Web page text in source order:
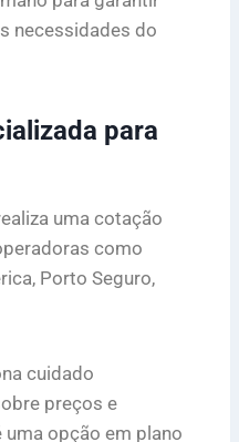
necessidades do
para
uma cotação
como
Porto Seguro,
cuidado
preços e
opção em plano